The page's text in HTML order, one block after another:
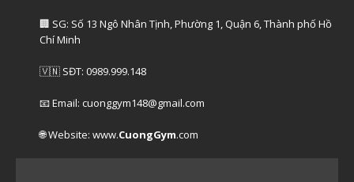
🏢 SG: Số 13 Ngô Nhân Tịnh, Phường 1, Quận 6, Thành phố Hồ
Chí Minh
🇻🇳 SĐT: 0989.999.148
📧 Email: cuonggym148@gmail.com
🌐 Website: www.CuongGym.com